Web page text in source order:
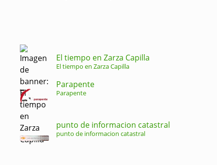
El tiempo en Zarza Capilla
El tiempo en Zarza Capilla
Parapente
Parapente
punto de informacion catastral
punto de informacion catastral